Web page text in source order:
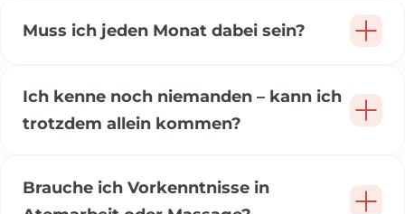
Muss ich jeden Monat dabei sein?
Ich kenne noch niemanden – kann ich
trotzdem allein kommen?
Brauche ich Vorkenntnisse in